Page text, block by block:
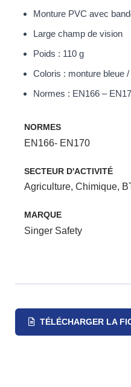
Monture PVC avec
Large champ de vision
Poids : 110 g
Coloris : monture bleue
Normes : EN166 –
NORMES
EN166- EN170
SECTEUR D'ACTIVITÉ
Agriculture, Chimique,
MARQUE
Singer Safety
TÉLÉCHARGER LA